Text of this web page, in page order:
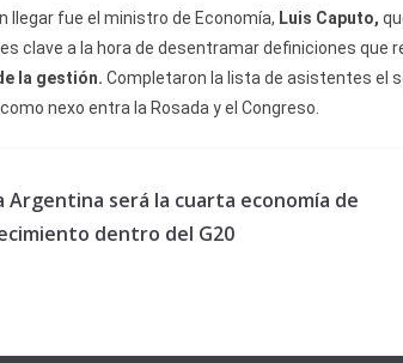
llegar fue el ministro de Economía, Luis Caputo,
clave a la hora de desentramar definiciones que
la gestión. Completaron la lista de asistentes el
nexo entra la Rosada y el Congreso.
Argentina será la cuarta economía de
dentro del G20